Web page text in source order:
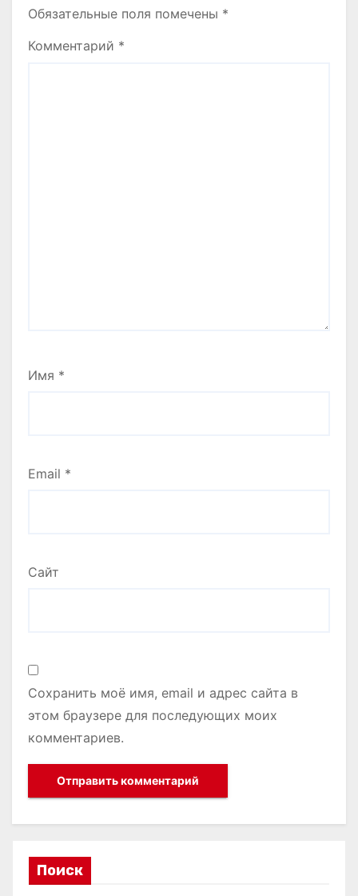
Обязательные поля помечены *
Комментарий *
Имя *
Email *
Сайт
Сохранить моё имя, email и адрес сайта в
этом браузере для последующих моих
комментариев.
Поиск